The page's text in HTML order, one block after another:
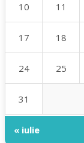
10 11
17 18
24 25
31
« iulie